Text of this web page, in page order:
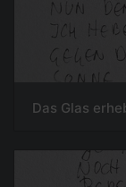
Das Glas